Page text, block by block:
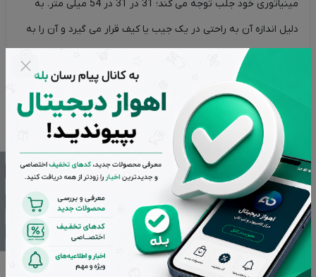
مینیاتوری خود جلب توجه می کند؛ 31 در 31 در 54 میلی متر. به
دلیل اندازه آن به راحتی در یک جیب یا کیف قرار می گیرد و آن را به
یکی دیگر از مزایای شارژر سریع Palm Baseus قابلیت شارژ همزمان
دو دستگاه است. با یک پورت 20 واتی Type-C و یک پورت 18 واتی
USB ، کاربر توانایی شارژ همزمان گوشی هوشمند و سایر گجت ها را
دارد. این به ویژه در شرایطی که نیاز به شارژ سریع چندین دستگاه
دارید، کاربردی است. به عنوان مثال، می توانید تلفن هوشمند و
هدفون خود را به طور همزمان شارژ کنید، که برای استفاده فعال از
تلفن خود با دستگاه های بی سیم عالی است. پشتیبانی از شارژ سریع